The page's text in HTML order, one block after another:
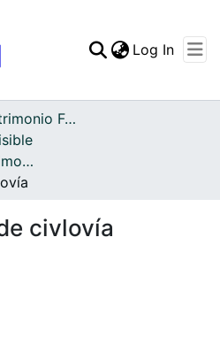
Log In
Archivo del Patrimonio Fotográfico y Fílmico del Valle del Cauca
FCCV - Calles - Patrimonial
civlovía